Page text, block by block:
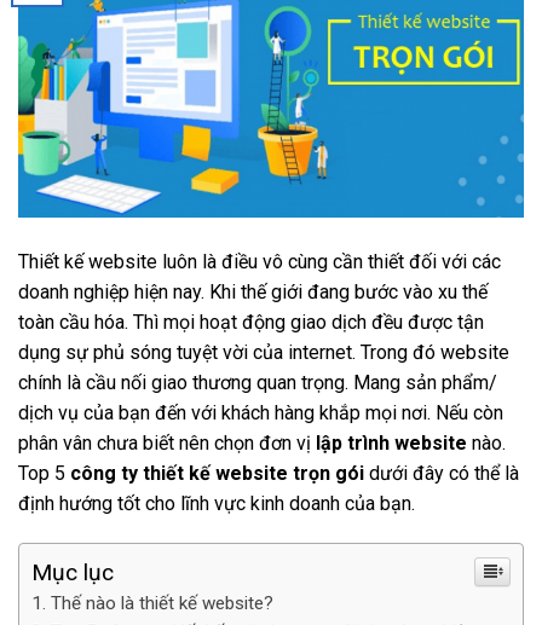
Thiết kế website luôn là điều vô cùng cần thiết đối với các
doanh nghiệp hiện nay. Khi thế giới đang bước vào xu thế
toàn cầu hóa. Thì mọi hoạt động giao dịch đều được tận
dụng sự phủ sóng tuyệt vời của internet. Trong đó website
chính là cầu nối giao thương quan trọng. Mang sản phẩm/
dịch vụ của bạn đến với khách hàng khắp mọi nơi. Nếu còn
phân vân chưa biết nên chọn đơn vị lập trình website nào.
Top 5 công ty thiết kế website trọn gói dưới đây có thể là
định hướng tốt cho lĩnh vực kinh doanh của bạn.
Mục lục
Thế nào là thiết kế website?